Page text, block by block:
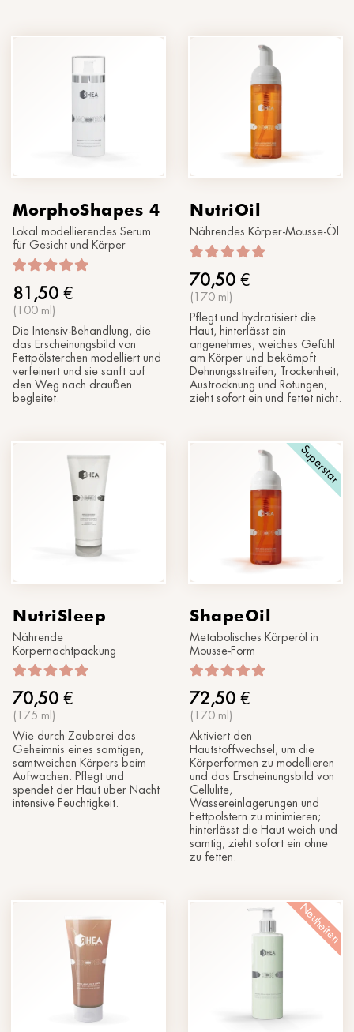
MorphoShapes 4
Lokal modellierendes Serum
für Gesicht und Körper
81,50 €
(100 ml)
Die Intensiv-Behandlung, die
das Erscheinungsbild von
Fettpölsterchen modelliert und
verfeinert und sie sanft auf
den Weg nach draußen
begleitet.
NutriOil
Nährendes Körper-Mousse-Öl
70,50 €
(170 ml)
Pflegt und hydratisiert die
Haut, hinterlässt ein
angenehmes, weiches Gefühl
am Körper und bekämpft
Dehnungsstreifen, Trockenheit,
Austrocknung und Rötungen;
zieht sofort ein und fettet nicht.
NutriSleep
Nährende
Körpernachtpackung
70,50 €
(175 ml)
Wie durch Zauberei das
Geheimnis eines samtigen,
samtweichen Körpers beim
Aufwachen: Pflegt und
spendet der Haut über Nacht
intensive Feuchtigkeit.
Superstar
ShapeOil
Metabolisches Körperöl in
Mousse-Form
72,50 €
(170 ml)
Aktiviert den
Hautstoffwechsel, um die
Körperformen zu modellieren
und das Erscheinungsbild von
Cellulite,
Wassereinlagerungen und
Fettpolstern zu minimieren;
hinterlässt die Haut weich und
samtig; zieht sofort ein ohne
zu fetten.
Neuheiten